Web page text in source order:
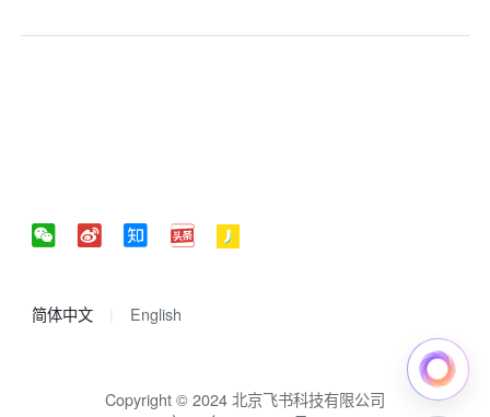
简体中文 English
Copyright © 2024 北京飞书科技有限公司